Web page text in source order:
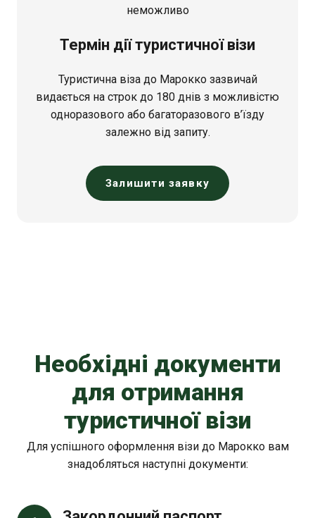
неможливо
Термін дії туристичної візи
Туристична віза до Марокко зазвичай
видається на строк до 180 днів з можливістю
одноразового або багаторазового в’їзду
залежно від запиту.
Залишити заявку
Необхідні документи
для отримання
туристичної візи
Для успішного оформлення візи до Марокко вам
знадобляться наступні документи: